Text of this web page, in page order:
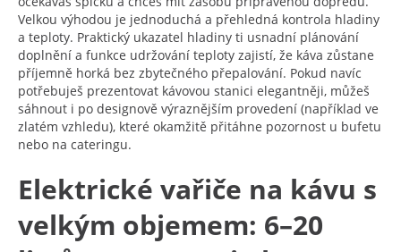
Velkou výhodou je jednoduchá a přehledná kontrola hladiny
a teploty. Praktický ukazatel hladiny ti usnadní plánování
doplnění a funkce udržování teploty zajistí, že káva zůstane
příjemně horká bez zbytečného přepalování. Pokud navíc
potřebuješ prezentovat kávovou stanici elegantněji, můžeš
sáhnout i po designově výraznějším provedení (například ve
zlatém vzhledu), které okamžitě přitáhne pozornost u bufetu
nebo na cateringu.
Elektrické vařiče na kávu s
velkým objemem: 6–20